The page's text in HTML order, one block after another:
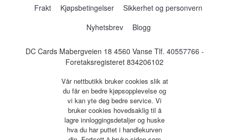
Frakt Kjøpsbetingelser
Sikkerhet og personvern
Nyhetsbrev
Blogg
DC Cards Mabergveien 18 4560 Vanse Tlf. 40557766 -
Foretaksregisteret 834206102
Vår nettbutikk bruker cookies slik at
du får en bedre kjøpsopplevelse og
vi kan yte deg bedre service. Vi
bruker cookies hovedsaklig til å
lagre innloggingsdetaljer og huske
hva du har puttet i handlekurven